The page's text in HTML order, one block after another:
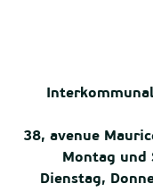
38, avenue
Montag und
Dienstag,